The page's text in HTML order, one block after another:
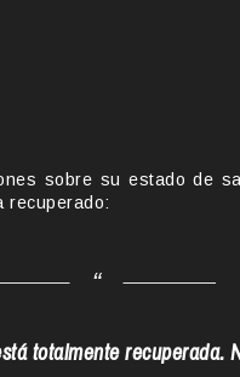
sobre su estado de
recuperado:
totalmente recuperada.